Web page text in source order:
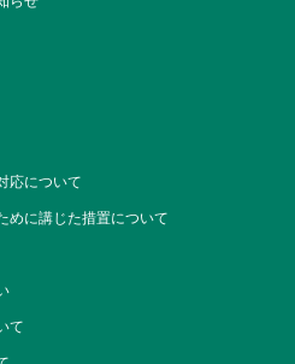
応について
めに講じた措置について
て